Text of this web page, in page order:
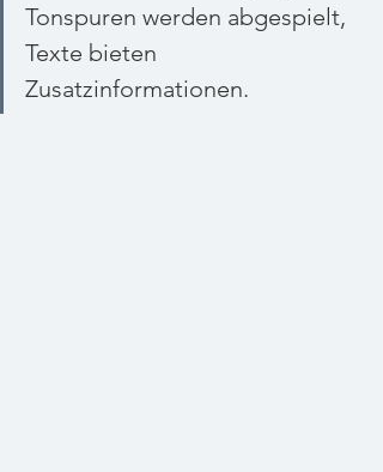
Tonspuren werden abgespielt,
Texte bieten
Zusatzinformationen.